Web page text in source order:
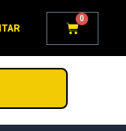
0
Carrito